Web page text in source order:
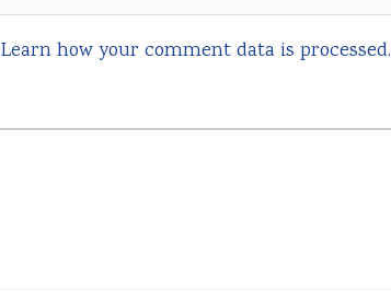
Learn how your comment data is processed.